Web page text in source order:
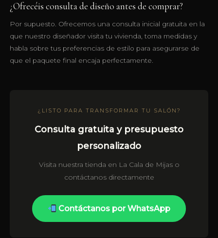
¿Ofrecéis consulta de diseño antes de comprar?
Por supuesto. Ofrecemos una consulta inicial gratuita en la
que nuestro diseñador visita tu vivienda, toma medidas y
habla sobre tus preferencias de estilo para asegurarse de
que el paquete final encaja perfectamente.
¿LISTO PARA TRANSFORMAR TU SALÓN?
Consulta gratuita y presupuesto
personalizado
Visita nuestra tienda en La Cala de Mijas o
contáctanos directamente
Contáctanos por WhatsApp